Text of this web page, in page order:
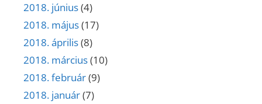
2018. június(4)
2018. május(17)
2018. április(8)
2018. március(10)
2018. február(9)
2018. január(7)